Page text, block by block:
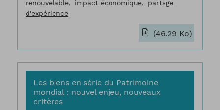
renouvelable
impact économique
partage
d'expérience
(46.29 Ko)
Les biens en série du Patrimoine
mondial : nouvel enjeu, nouveaux
critères